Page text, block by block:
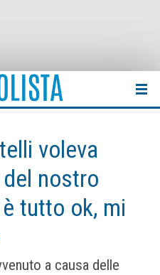
voleva
nostro
tutto ok, mi
a causa delle